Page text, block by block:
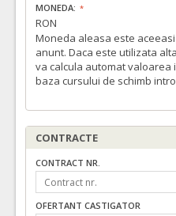
MONEDA:
RON
Moneda aleasa este
anunt. Daca este utilizata
va calcula automat valoarea
baza cursului de schimb
CONTRACTE
CONTRACT NR.
OFERTANT CASTIGATOR